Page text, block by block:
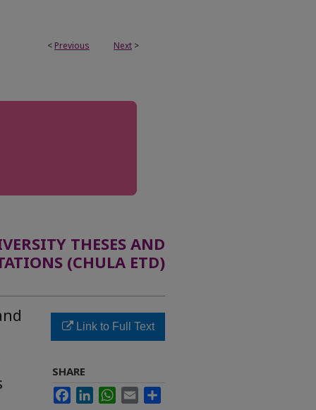
< Previous Next >
THESES AND
(CHULA ETD)
Link to Full Text
SHARE
FacebookLinkedInWhatsApp
Email